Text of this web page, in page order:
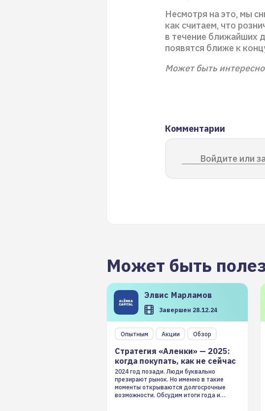
Несмотря на это, мы
как считаем, что
в течение ближайших
появятся ближе к
Может быть
Комментарии
Войдите или
Может быть
Элвис Марламов
Завершен 28.12.24
Опытным Акции Обзор
Стратегия «Аленки» — 2025:
когда покупать, как не сейчас
2024 год позади. Люди буквально
презирают рынок. Но именно в такие
моменты открываются долгосрочные
возможности. Обсудим итоги года и